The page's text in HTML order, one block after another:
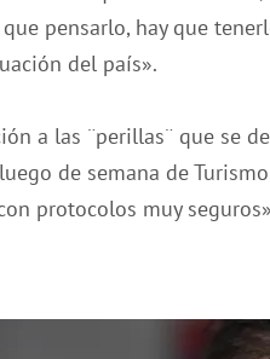
que pensarlo, hay que
del país».
a las ¨perillas¨ que se
de semana de
protocolos muy